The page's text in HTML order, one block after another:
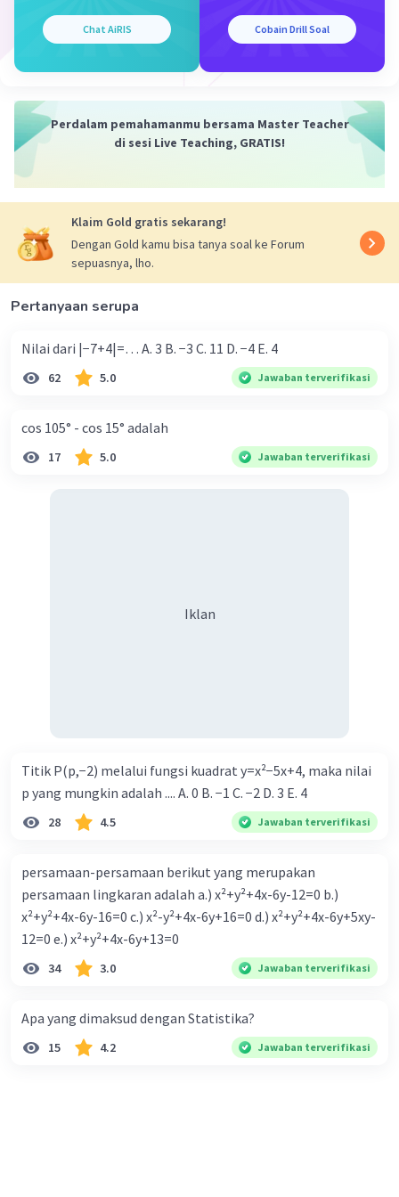
(0,6)^(8) = (2 7/9)^(x)
(5/3)-8= (52/32)x
-8 = 2x
Maka, nilai dari x adalah -4.
Oleh karena itu, jawaban yang benar adalah -4,
tidak ada pilihan jawaban yang sesuai.
Beri Rating
Chat AiRIS Cobain Drill Soal
Perdalam pemahamanmu bersama Master Teacher
di sesi Live Teaching, GRATIS!
Klaim Gold gratis sekarang!
Dengan Gold kamu bisa tanya soal ke Forum
sepuasnya, lho.
Pertanyaan serupa
Nilai dari |−7+4|=… A. 3 B. −3 C. 11 D. −4 E. 4
62 5.0 Jawaban terverifikasi
cos 105° - cos 15° adalah
17 5.0 Jawaban terverifikasi
Iklan
Titik P(p,−2) melalui fungsi kuadrat y=x²−5x+4, maka nilai
p yang mungkin adalah .... A. 0 B. −1 C. −2 D. 3 E. 4
28 4.5 Jawaban terverifikasi
persamaan-persamaan berikut yang merupakan
persamaan lingkaran adalah a.) x²+y²+4x-6y-12=0 b.)
x²+y²+4x-6y-16=0 c.) x²-y²+4x-6y+16=0 d.) x²+y²+4x-6y+5xy-
12=0 e.) x²+y²+4x-6y+13=0
34 3.0 Jawaban terverifikasi
Apa yang dimaksud dengan Statistika?
15 4.2 Jawaban terverifikasi